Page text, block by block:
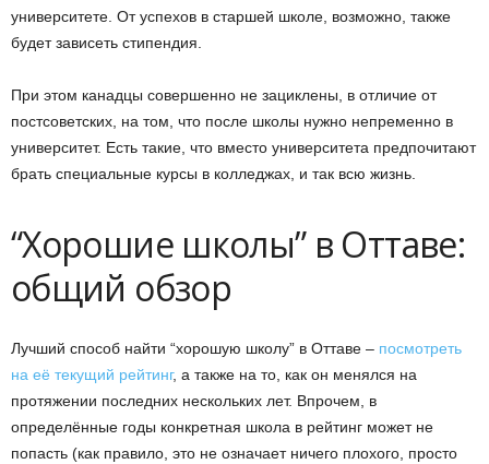
университете. От успехов в старшей школе, возможно, также
будет зависеть стипендия.
При этом канадцы совершенно не зациклены, в отличие от
постсоветских, на том, что после школы нужно непременно в
университет. Есть такие, что вместо университета предпочитают
брать специальные курсы в колледжах, и так всю жизнь.
“Хорошие школы” в Оттаве:
общий обзор
Лучший способ найти “хорошую школу” в Оттаве – посмотреть
на её текущий рейтинг, а также на то, как он менялся на
протяжении последних нескольких лет. Впрочем, в
определённые годы конкретная школа в рейтинг может не
попасть (как правило, это не означает ничего плохого, просто